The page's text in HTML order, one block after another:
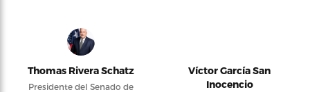
Thomas Rivera Schatz
Presidente del Senado de
Víctor García San
Inocencio